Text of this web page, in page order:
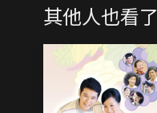
其他人也看了